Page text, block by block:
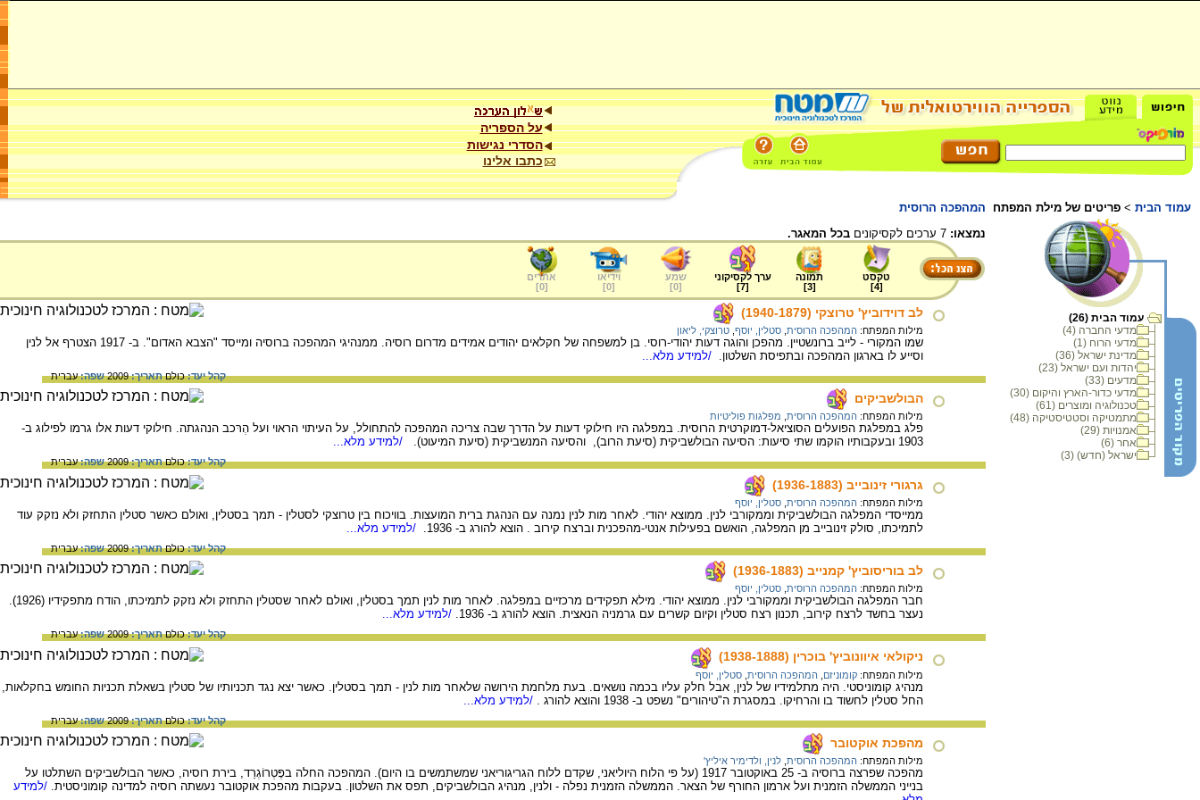
על הספריה
הסדרי נגישות
כתבו אלינו
עמוד הבית > פריטים של מילת המפתח המהפכה הרוסית
עמוד הבית (26)
מדעי החברה (4)
מדעי הרוח (1)
מדינת ישראל (36)
יהדות ועם ישראל (23)
מדעים (33)
מדעי כדור-הארץ והיקום (30)
טכנולוגיה ומוצרים (61)
מתמטיקה וסטטיסטיקה (48)
אמנויות (29)
אחר (6)
ישראל (חדש) (3)
נמצאו: בכל המאגר.
טקסט
[
4
]
תמונה
[
3
]
ערך לקסיקוני
[
7
]
שמע
[
0
]
וידיאו
[
0
]
אתרים
[
0
]
לב דוידוביץ' טרוצקי (1940-1879)
מילות המפתח: המהפכה הרוסית סטלין, יוסף טרוצקי, ליאון
שמו המקורי - לייב ברונשטיין. מהפכן והוגה דעות יהודי-רוסי. בן למשפחה של חקלאים יהודים אמידים מדרום רוסיה. ממנהיגי המהפכה ברוסיה ומייסד "הצבא האדום". ב- 1917 הצטרף אל לנין
וסייע לו בארגון המהפכה ובתפיסת השלטון. /למידע מלא...
קהל יעד:כולםתאריך:2009 שפה:עברית
הבולשביקים
מילות המפתח: המהפכה הרוסית מפלגות פוליטיות
פלג במפלגת הפועלים הסוציאל-דמוקרטית הרוסית. במפלגה היו חילוקי דעות על הדרך שבה צריכה המהפכה להתחולל, על העיתוי הראוי ועל הְרּכב הנהגתה. חילוקי דעות אלו גרמו לפילוג ב-
1903 ובעקבותיו הוקמו שתי סיעות: הסיעה הבולשביקית (סיעת הרוב), והסיעה המנשביקית (סיעת המיעוט).
/למידע מלא...
קהל יעד:כולםתאריך:2009 שפה:עברית
גרגורי זינובייב (1936-1883)
מילות המפתח: המהפכה הרוסית סטלין, יוסף
ממייסדי המפלגה הבולשביקית וממקורבי לנין. ממוצא יהודי. לאחר מות לנין נמנה עם הנהגת ברית המועצות. בוויכוח בין טרוצקי לסטלין - תמך בסטלין, ואולם כאשר סטלין התחזק ולא נזקק עוד
לתמיכתו, סולק זינובייב מן המפלגה, הואשם בפעילות אנטי-מהפכנית וברצח קירוב . הוצא להורג ב- 1936.
/למידע מלא...
קהל יעד:כולםתאריך:2009 שפה:עברית
לב בוריסוביץ' קמנייב (1936-1883)
מילות המפתח: המהפכה הרוסית סטלין, יוסף
חבר המפלגה הבולשביקית וממקורבי לנין. ממוצא יהודי. מילא תפקידים מרכזיים במפלגה. לאחר מות לנין תמך בסטלין, ואולם לאחר שסטלין התחזק ולא נזקק לתמיכתו, הודח מתפקידיו (1926).
נעצר בחשד לרצח קירוב, תכנון רצח סטלין וקיום קשרים עם גרמניה הנאצית. הוצא להורג ב- 1936.
/למידע מלא...
קהל יעד:כולםתאריך:2009 שפה:עברית
ניקולאי איוונוביץ' בוכרין (1938-1888)
מילות המפתח: קומוניזם המהפכה הרוסית סטלין, יוסף
מנהיג קומוניסטי. היה מתלמידיו של לנין, אבל חלק עליו בכמה נושאים. בעת מלחמת הירושה שלאחר מות לנין - תמך בסטלין. כאשר יצא נגד תכניותיו של סטלין בשאלת תכניות החומש בחקלאות,
החל סטלין לחשוד בו והרחיקו. במסגרת ה"טיהורים" נשפט ב- 1938 והוצא להורג .
/למידע מלא...
קהל יעד:כולםתאריך:2009 שפה:עברית
מהפכת אוקטובר
מילות המפתח: המהפכה הרוסית לנין, ולדימיר איליץ'
מהפכה שפרצה ברוסיה ב- 25 באוקטובר 1917 (על פי הלוח היוליאני, שקדם ללוח הגריגוריאני שמשתמשים בו היום). המהפכה החלה בפֶּטְרוֹגְרַד, בירת רוסיה, כאשר הבולשביקים השתלטו על
בנייני הממשלה הזמנית ועל ארמון החורף של הצאר. הממשלה הזמנית נפלה - ולנין, מנהיג הבולשביקים, תפס את השלטון. בעקבות מהפכת אוקטובר נעשתה רוסיה למדינה קומוניסטית. /למידע